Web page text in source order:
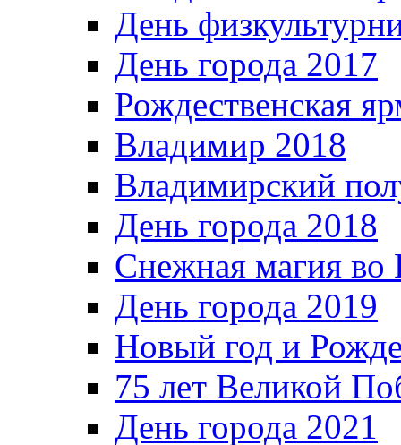
День
День города 2017
Рождественская
Владимир 2018
Владимирский
День города 2018
Снежная магия во
День города 2019
Новый год и
75 лет Великой
День города 2021